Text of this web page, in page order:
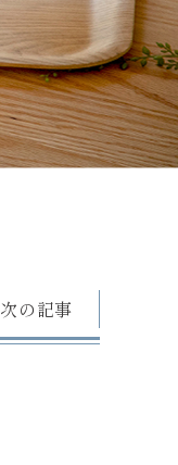
次の記事